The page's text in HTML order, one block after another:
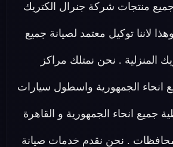
منتجات شركة جنرال الكتريك
لاننا توكيل معتمد لصيانة جميع
المنزلية . نحن نمتلك مراكز
انحاء الجمهورية واسطول سيارات
جميع انحاء الجمهورية و القاهرة
. نحن نقدم خدمات صيانة